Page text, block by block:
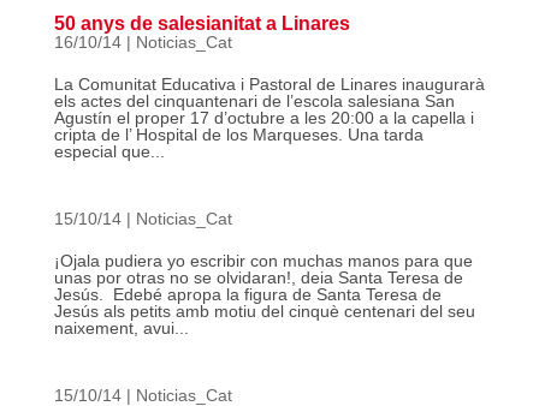
50 anys de salesianitat a Linares
16/10/14| Noticias_Cat
La Comunitat Educativa i Pastoral de Linares inaugurarà
els actes del cinquantenari de l’escola salesiana San
Agustín el proper 17 d’octubre a les 20:00 a la capella i
cripta de l’ Hospital de los Marqueses. Una tarda
especial que...
15/10/14| Noticias_Cat
¡Ojala pudiera yo escribir con muchas manos para que
unas por otras no se olvidaran!, deia Santa Teresa de
Jesús. Edebé apropa la figura de Santa Teresa de
Jesús als petits amb motiu del cinquè centenari del seu
naixement, avui...
15/10/14| Noticias_Cat